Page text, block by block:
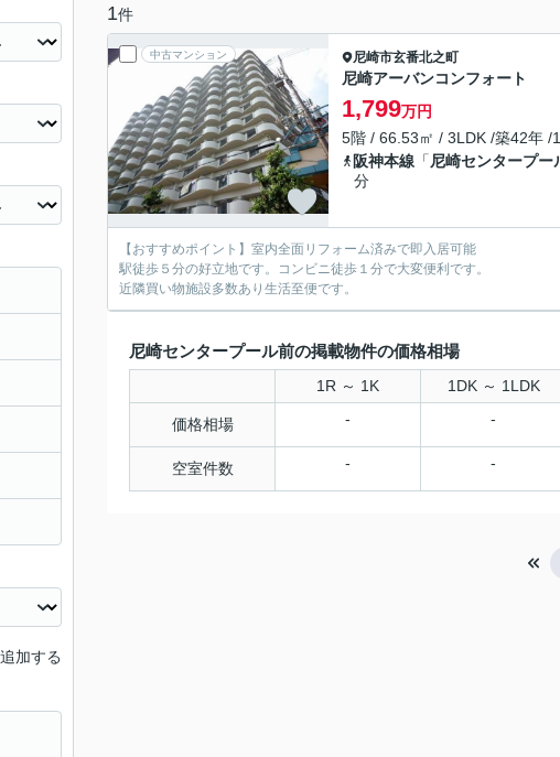
1件
中古マンション 尼崎市玄番北之町
尼崎アーバンコンフォート
1,799万円
5階 / 66.53㎡ / 3LDK /築42年 /
阪神本線 「 尼崎センタープー
分
【おすすめポイント】室内全面リフォーム済みで即入居可能
駅徒歩５分の好立地です。コンビニ徒歩１分で大変便利です。
近隣買い物施設多数あり生活至便です。
尼崎センタープール前の掲載物件の価格相場
1R ～ 1K 1DK ～ 1LDK
価格相場 - -
空室件数 - -
追加する